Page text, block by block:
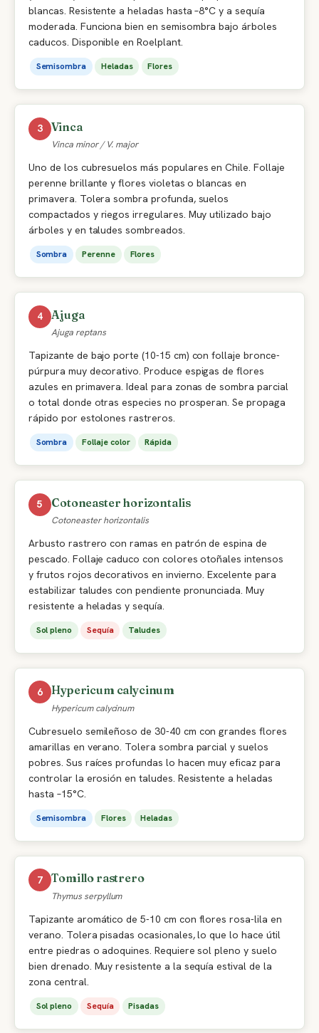
blancas. Resistente a heladas hasta –8°C y a sequía
moderada. Funciona bien en semisombra bajo árboles
caducos. Disponible en Roelplant.
Semisombra Heladas Flores
3 Vinca
Vinca minor / V. major
Uno de los cubresuelos más populares en Chile. Follaje
perenne brillante y flores violetas o blancas en
primavera. Tolera sombra profunda, suelos
compactados y riegos irregulares. Muy utilizado bajo
árboles y en taludes sombreados.
Sombra Perenne Flores
4 Ajuga
Ajuga reptans
Tapizante de bajo porte (10-15 cm) con follaje bronce-
púrpura muy decorativo. Produce espigas de flores
azules en primavera. Ideal para zonas de sombra parcial
o total donde otras especies no prosperan. Se propaga
rápido por estolones rastreros.
Sombra Follaje color Rápida
5 Cotoneaster horizontalis
Cotoneaster horizontalis
Arbusto rastrero con ramas en patrón de espina de
pescado. Follaje caduco con colores otoñales intensos
y frutos rojos decorativos en invierno. Excelente para
estabilizar taludes con pendiente pronunciada. Muy
resistente a heladas y sequía.
Sol pleno Sequía Taludes
6 Hypericum calycinum
Hypericum calycinum
Cubresuelo semileñoso de 30-40 cm con grandes flores
amarillas en verano. Tolera sombra parcial y suelos
pobres. Sus raíces profundas lo hacen muy eficaz para
controlar la erosión en taludes. Resistente a heladas
hasta –15°C.
Semisombra Flores Heladas
7 Tomillo rastrero
Thymus serpyllum
Tapizante aromático de 5-10 cm con flores rosa-lila en
verano. Tolera pisadas ocasionales, lo que lo hace útil
entre piedras o adoquines. Requiere sol pleno y suelo
bien drenado. Muy resistente a la sequía estival de la
zona central.
Sol pleno Sequía Pisadas